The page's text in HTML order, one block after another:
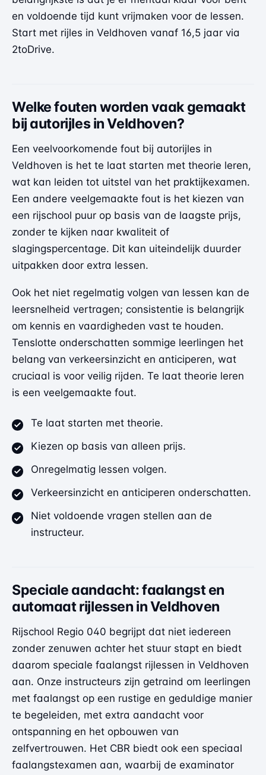
en voldoende tijd kunt vrijmaken voor de lessen.
Start met rijles in Veldhoven vanaf 16,5 jaar via
2toDrive.
Welke fouten worden vaak gemaakt
bij autorijles in Veldhoven?
Een veelvoorkomende fout bij autorijles in
Veldhoven is het te laat starten met theorie leren,
wat kan leiden tot uitstel van het praktijkexamen.
Een andere veelgemaakte fout is het kiezen van
een rijschool puur op basis van de laagste prijs,
zonder te kijken naar kwaliteit of
slagingspercentage. Dit kan uiteindelijk duurder
uitpakken door extra lessen.
Ook het niet regelmatig volgen van lessen kan de
leersnelheid vertragen; consistentie is belangrijk
om kennis en vaardigheden vast te houden.
Tenslotte onderschatten sommige leerlingen het
belang van verkeersinzicht en anticiperen, wat
cruciaal is voor veilig rijden. Te laat theorie leren
is een veelgemaakte fout.
Te laat starten met theorie.
Kiezen op basis van alleen prijs.
Onregelmatig lessen volgen.
Verkeersinzicht en anticiperen onderschatten.
Niet voldoende vragen stellen aan de
instructeur.
Speciale aandacht: faalangst en
automaat rijlessen in Veldhoven
Rijschool Regio 040 begrijpt dat niet iedereen
zonder zenuwen achter het stuur stapt en biedt
daarom speciale faalangst rijlessen in Veldhoven
aan. Onze instructeurs zijn getraind om leerlingen
met faalangst op een rustige en geduldige manier
te begeleiden, met extra aandacht voor
ontspanning en het opbouwen van
zelfvertrouwen. Het CBR biedt ook een speciaal
faalangstexamen aan, waarbij de examinator